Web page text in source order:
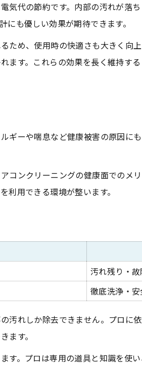
れる満足感の違い
アコンクリーニングの注意点
るための選び方
ないための事前準備
気代の節約です。内部の汚れが落
も優しい効果が期待できます。
ため、使用時の快適さも大きく向
ます。これらの効果を長く維持す
ギーや喘息など健康被害の原因に
コンクリーニングの健康面でのメ
用できる環境が整います。
汚れ残り・
徹底洗浄・
汚れしか除去できません。プロに
ます。
す。プロは専用の道具と知識を使
お問い合わせください
お問い合わせください